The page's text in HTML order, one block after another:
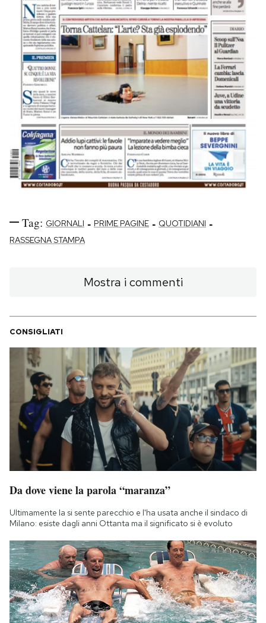
Tag: GIORNALI - PRIME PAGINE - QUOTIDIANI -
RASSEGNA STAMPA
Mostra i commenti
CONSIGLIATI
Da dove viene la parola “maranza”
Ultimamente la si sente parecchio e l'ha usata anche il sindaco di
Milano: esiste dagli anni Ottanta ma il significato si è evoluto